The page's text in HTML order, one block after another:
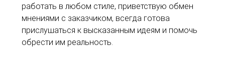
работать в любом стиле, приветствую обмен
мнениями с заказчиком, всегда готова
прислушаться к высказанным идеям и помочь
обрести им реальность.